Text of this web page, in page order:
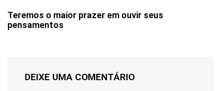
Teremos o maior prazer em ouvir seus
pensamentos
DEIXE UMA COMENTÁRIO